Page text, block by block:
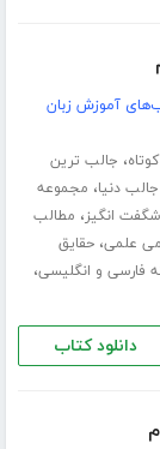
آموزش زبان
، جالب ترین
دنیا، مجموعه
انگیز، مطالب
علمی،حقایق
فارسی و انگلیسی،
دانلود کتاب